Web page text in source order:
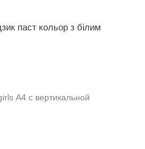
паст кольор з бiлим